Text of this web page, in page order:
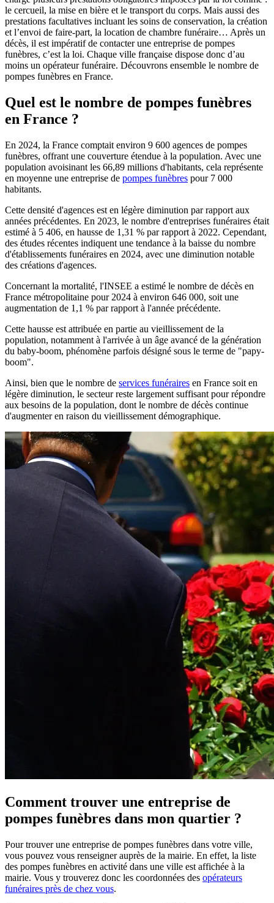
le cercueil, la mise en bière et le transport du corps. Mais aussi des
prestations facultatives incluant les soins de conservation, la création
et l’envoi de faire-part, la location de chambre funéraire… Après un
décès, il est impératif de contacter une entreprise de pompes
funèbres, c’est la loi. Chaque ville française dispose donc d’au
moins un opérateur funéraire. Découvrons ensemble le nombre de
pompes funèbres en France.
Quel est le nombre de pompes funèbres
en France ?
En 2024, la France comptait environ 9 600 agences de pompes
funèbres, offrant une couverture étendue à la population. Avec une
population avoisinant les 66,89 millions d'habitants, cela représente
en moyenne une entreprise de pompes funèbres pour 7 000
habitants.
Cette densité d'agences est en légère diminution par rapport aux
années précédentes. En 2023, le nombre d'entreprises funéraires était
estimé à 5 406, en hausse de 1,31 % par rapport à 2022. Cependant,
des études récentes indiquent une tendance à la baisse du nombre
d'établissements funéraires en 2024, avec une diminution notable
des créations d'agences.
Concernant la mortalité, l'INSEE a estimé le nombre de décès en
France métropolitaine pour 2024 à environ 646 000, soit une
augmentation de 1,1 % par rapport à l'année précédente.
Cette hausse est attribuée en partie au vieillissement de la
population, notamment à l'arrivée à un âge avancé de la génération
du baby-boom, phénomène parfois désigné sous le terme de "papy-
boom".
Ainsi, bien que le nombre de services funéraires en France soit en
légère diminution, le secteur reste largement suffisant pour répondre
aux besoins de la population, dont le nombre de décès continue
d'augmenter en raison du vieillissement démographique.
Comment trouver une entreprise de
pompes funèbres dans mon quartier ?
Pour trouver une entreprise de pompes funèbres dans votre ville,
vous pouvez vous renseigner auprès de la mairie. En effet, la liste
des pompes funèbres en activité dans une ville est affichée à la
mairie. Vous y trouverez donc les coordonnées des opérateurs
funéraires près de chez vous.